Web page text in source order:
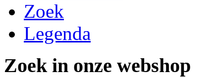
Zoek
Legenda
Zoek in onze webshop